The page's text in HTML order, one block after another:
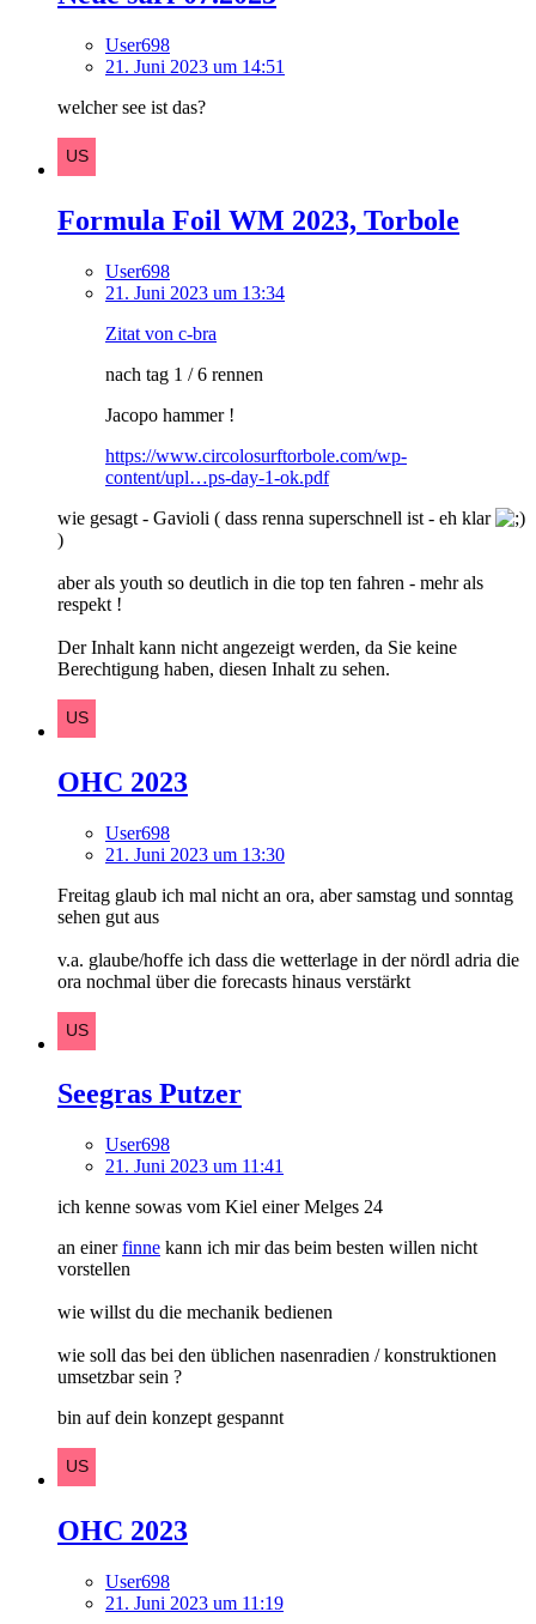
User698
21. Juni 2023 um 14:51
welcher see ist das?
Formula Foil WM 2023, Torbole
User698
21. Juni 2023 um 13:34
Zitat von c-bra
nach tag 1 / 6 rennen
Jacopo hammer !
https://www.circolosurftorbole.com/wp-
content/upl…ps-day-1-ok.pdf
wie gesagt - Gavioli ( dass renna superschnell ist - eh klar
)
aber als youth so deutlich in die top ten fahren - mehr als
respekt !
Der Inhalt kann nicht angezeigt werden, da Sie keine
Berechtigung haben, diesen Inhalt zu sehen.
OHC 2023
User698
21. Juni 2023 um 13:30
Freitag glaub ich mal nicht an ora, aber samstag und sonntag
sehen gut aus
v.a. glaube/hoffe ich dass die wetterlage in der nördl adria die
ora nochmal über die forecasts hinaus verstärkt
Seegras Putzer
User698
21. Juni 2023 um 11:41
ich kenne sowas vom Kiel einer Melges 24
an einerfinne kann ich mir das beim besten willen nicht
vorstellen
wie willst du die mechanik bedienen
wie soll das bei den üblichen nasenradien / konstruktionen
umsetzbar sein ?
bin auf dein konzept gespannt
OHC 2023
User698
21. Juni 2023 um 11:19